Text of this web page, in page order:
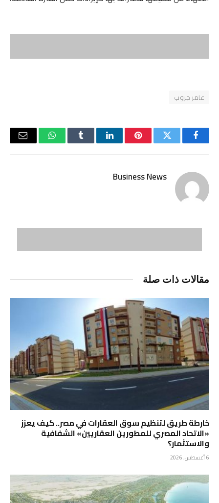
عامر جروب
فيسبوكتويتر بينتيريستلينكدإن Tumblr واتسابالبريد
Business News
مقالات ذات صلة
خارطة طريق لتنظيم سوق العقارات في مصر.. كيف يعزز
«الاتحاد المصري للمطورين العقاريين» الشفافية
والاستثمار؟
6 أغسطس، 2026